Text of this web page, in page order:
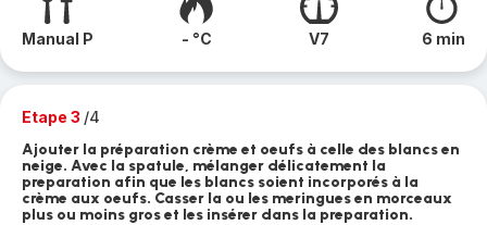
Manual P - °C V7 6 min
Etape 3 /4
Ajouter la préparation crème et oeufs à celle des blancs en
neige. Avec la spatule, mélanger délicatement la
preparation afin que les blancs soient incorporés à la
crème aux oeufs. Casser la ou les meringues en morceaux
plus ou moins gros et les insérer dans la preparation.